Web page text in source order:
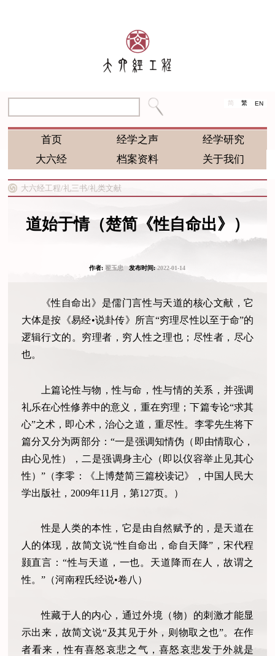
简 繁 EN
首页 经学之声
经学研究
大六经
档案资料 关于我们
大六经工程/礼三书/礼类文献
道始于情（楚简《性自命出》）
作者:翟玉忠发布时间:2022-01-14
《性自命出》是儒门言性与天道的核心文献，它
大体是按《易经•说卦传》所言“穷理尽性以至于命”的
逻辑行文的。穷理者，穷人性之理也；尽性者，尽心
也。
上篇论性与物，性与命，性与情的关系，并强调
礼乐在心性修养中的意义，重在穷理；下篇专论“求其
心”之术，即心术，治心之道，重尽性。李零先生将下
篇分又分为两部分：“一是强调知情伪（即由情取心，
由心见性），二是强调身主心（即以仪容举止见其心
性）”（李零：《上博楚简三篇校读记》，中国人民大
学出版社，2009年11月，第127页。）
性是人类的本性，它是由自然赋予的，是天道在
人的体现，故简文说“性自命出，命自天降”，宋代程
颢直言：“性与天道，一也。天道降而在人，故谓之
性。”（河南程氏经说•卷八）
性藏于人的内心，通过外境（物）的刺激才能显
示出来，故简文说“及其见于外，则物取之也”。在作
者看来，性有喜怒哀悲之气，喜怒哀悲发于外就是